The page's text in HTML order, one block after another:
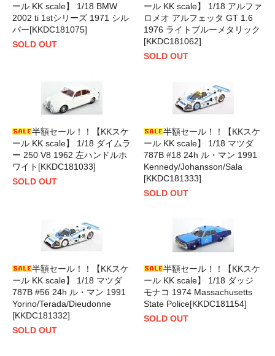
ール KK scale】 1/18 BMW
2002 ti 1stシリーズ 1971 シル
バー[KKDC181075]
SOLD OUT
ール KK scale】 1/18 アルファ
ロメオ アルフェッタ GT 1.6
1976 ライトブルーメタリック
[KKDC181062]
SOLD OUT
半額セール！！【KKスケ
ール KK scale】 1/18 ダイムラ
ー 250 V8 1962 左ハンドルホ
ワイト[KKDC181033]
SOLD OUT
半額セール！！【KKスケ
ール KK scale】 1/18 マツダ
787B #18 24h ル・マン 1991
Kennedy/Johansson/Sala
[KKDC181333]
SOLD OUT
半額セール！！【KKスケ
ール KK scale】 1/18 マツダ
787B #56 24h ル・マン 1991
Yorino/Terada/Dieudonne
[KKDC181332]
SOLD OUT
半額セール！！【KKスケ
ール KK scale】 1/18 ダッジ
モナコ 1974 Massachusetts
State Police[KKDC181154]
SOLD OUT